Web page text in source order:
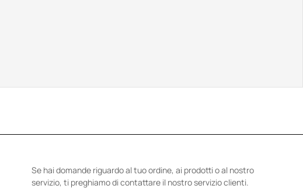
Se hai domande riguardo al tuo ordine, ai prodotti o al nostro
servizio, ti preghiamo di contattare il nostro servizio clienti.